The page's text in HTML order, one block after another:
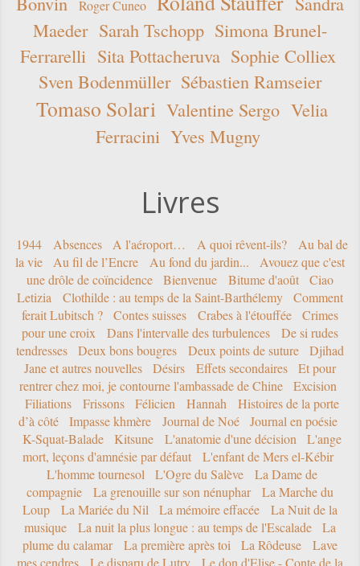
Roger Cuneo
Maeder Sarah Tschopp Simona Brunel-
Ferrarelli Sita Pottacheruva Sophie Colliex
Sven Bodenmüller Sébastien Ramseier
Tomaso Solari Valentine Sergo Velia
Ferracini Yves Mugny
Livres
1944 Absences A l'aéroport… A quoi rêvent-ils?
Au bal de
la vie
Au fil de l’Encre Au fond du jardin...
Avouez que c'est
une drôle de coïncidence
Bienvenue Bitume d'août
Ciao
Letizia
Clothilde : au temps de la Saint-Barthélemy
Comment
ferait Lubitsch ?
Contes suisses Crabes à l'étouffée
Crimes
pour une croix
Dans l'intervalle des turbulences
De si rudes
tendresses
Deux bons bougres Deux points de suture
Djihad
Jane et autres nouvelles
Désirs Effets secondaires
Et pour
rentrer chez moi, je contourne l'ambassade de Chine
Excision
Filiations
Frissons Félicien Hannah
Histoires de la porte
d’à côté
Impasse khmère Journal de Noé
Journal en poésie
K-Squat-Balade
Kitsune L'anatomie d'une décision
L'ange
mort, leçons d'amnésie par défaut
L'enfant de Mers el-Kébir
L'homme tournesol
L'Ogre du Salève
La Dame de
compagnie
La grenouille sur son nénuphar
La Marche du
Loup
La Mariée du Nil La mémoire effacée
La Nuit de la
musique
La nuit la plus longue : au temps de l'Escalade
La
plume du calamar
La première après toi La Rôdeuse
Lave
mes cendres
Le disparu de Lutry
Le don d'Elise - Conte de la